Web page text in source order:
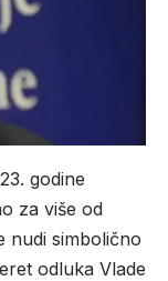
godine
za više od
nudi simbolično
odluka Vlade